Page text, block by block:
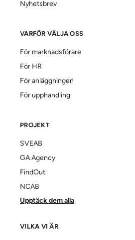
Nyhetsbrev
VARFÖR VÄLJA OSS
För marknadsförare
För HR
För anläggningen
För upphandling
PROJEKT
SVEAB
GA Agency
FindOut
NCAB
Upptäck dem alla
VILKA VI ÄR